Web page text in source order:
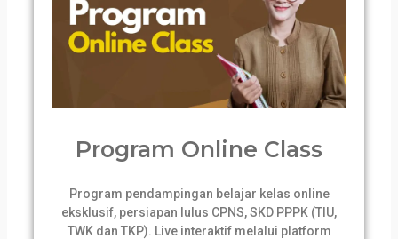
Program Online Class
Program pendampingan belajar kelas online
eksklusif, persiapan lulus CPNS, SKD PPPK (TIU,
TWK dan TKP). Live interaktif melalui platform